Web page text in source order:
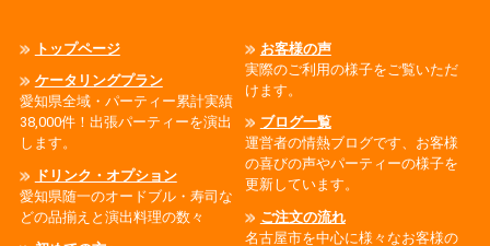
トップページ
ケータリングプラン
愛知県全域・パーティー累計実績
38,000件！出張パーティーを演出
します。
ドリンク・オプション
愛知県随一のオードブル・寿司な
どの品揃えと演出料理の数々
お客様の声
実際のご利用の様子をご覧いただ
けます。
ブログ一覧
運営者の情熱ブログです、お客様
の喜びの声やパーティーの様子を
更新しています。
ご注文の流れ
名古屋市を中心に様々なお客様の